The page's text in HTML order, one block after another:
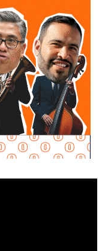
que representa para
“Tenemos la
integrales entre
próximo sábado 14
“. Agregó que las
Tierra Blanca,
Rancho de la